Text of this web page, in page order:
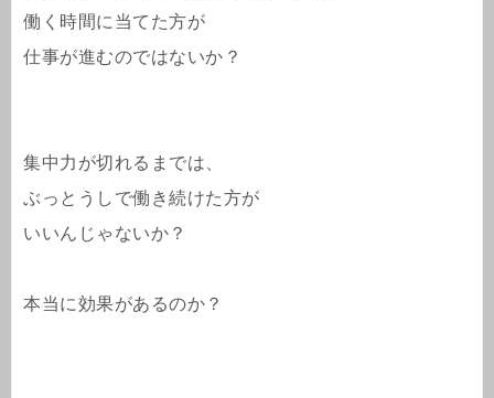
働く時間に当てた方が
仕事が進むのではないか？
集中力が切れるまでは、
ぶっとうしで働き続けた方が
いいんじゃないか？
本当に効果があるのか？